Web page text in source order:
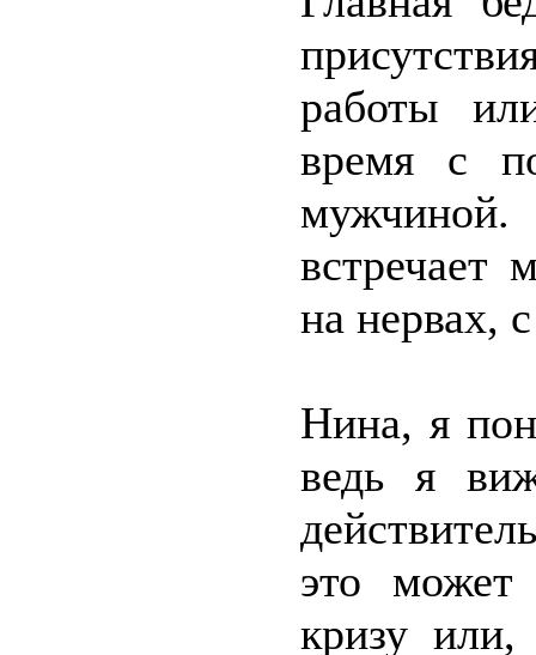
работы
время с
встречает
на нервах,
Нина, я
ведь я
это может
кризу